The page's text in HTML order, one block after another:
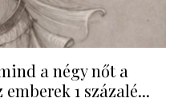
a négy nőt a
1 százalé...